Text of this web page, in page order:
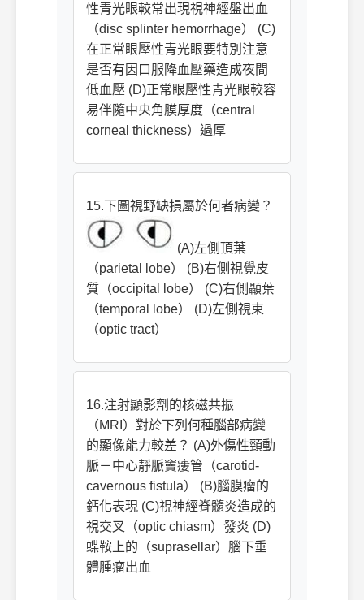
性青光眼較常出現視神經盤出血
（disc splinter hemorrhage） (C)
在正常眼壓性青光眼要特別注意
是否有因口服降血壓藥造成夜間
低血壓 (D)正常眼壓性青光眼較容
易伴隨中央角膜厚度（central
corneal thickness）過厚
15.下圖視野缺損屬於何者病變？
(A)左側頂葉
（parietal lobe） (B)右側視覺皮
質（occipital lobe） (C)右側顳葉
（temporal lobe） (D)左側視束
（optic tract）
16.注射顯影劑的核磁共振
（MRI）對於下列何種腦部病變
的顯像能力較差？ (A)外傷性頸動
脈－中心靜脈竇瘻管（carotid-
cavernous fistula） (B)腦膜瘤的
鈣化表現 (C)視神經脊髓炎造成的
視交叉（optic chiasm）發炎 (D)
蝶鞍上的（suprasellar）腦下垂
體腫瘤出血